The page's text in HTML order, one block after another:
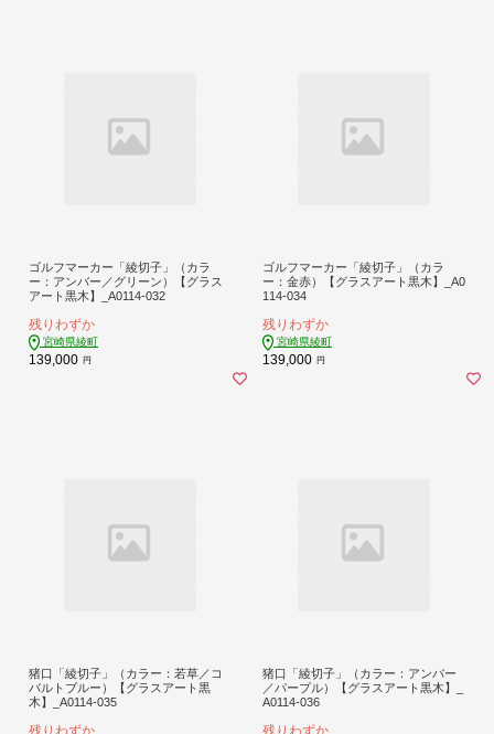
ゴルフマーカー「綾切子」（カラ
ー：アンバー／グリーン）【グラス
アート黒木】_A0114-032
残りわずか
宮崎県綾町
139,000 円
ゴルフマーカー「綾切子」（カラ
ー：金赤）【グラスアート黒木】_A0
114-034
残りわずか
宮崎県綾町
139,000 円
猪口「綾切子」（カラー：若草／コ
バルトブルー）【グラスアート黒
木】_A0114-035
残りわずか
猪口「綾切子」（カラー：アンバー
／パープル）【グラスアート黒木】_
A0114-036
残りわずか